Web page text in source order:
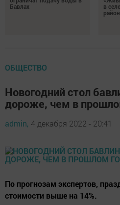
Бавлах
в
ОБЩЕСТВО
Новогодний стол
дороже, чем в
admin, 4 декабря 2022 - 20:41
По прогнозам экспертов,
стоимости выше на 14%.